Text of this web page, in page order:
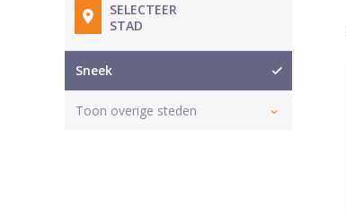
SELECTEER
STAD
Sneek
Toon overige steden